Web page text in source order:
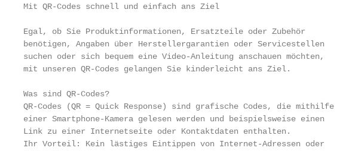
Mit QR-Codes schnell und einfach ans Ziel
Egal, ob Sie Produktinformationen, Ersatzteile oder Zubehör
benötigen, Angaben über Herstellergarantien oder Servicestellen
suchen oder sich bequem eine Video-Anleitung anschauen möchten,
mit unseren QR-Codes gelangen Sie kinderleicht ans Ziel.
Was sind QR-Codes?
QR-Codes (QR = Quick Response) sind grafische Codes, die mithilfe
einer Smartphone-Kamera gelesen werden und beispielsweise einen
Link zu einer Internetseite oder Kontaktdaten enthalten.
Ihr Vorteil: Kein lästiges Eintippen von Internet-Adressen oder